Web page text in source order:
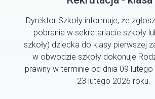
Dyrektor Szkoły informuje, że
pobrania w sekretariacie szkoły
szkoły) dziecka do klasy pierwszej
w obwodzie szkoły dokonuje
prawny w terminie od dnia 09
23 lutego 2026 roku.